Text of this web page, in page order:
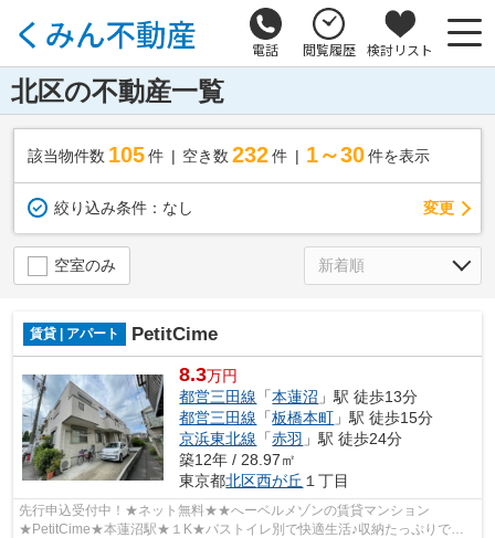
電話 閲覧履歴 検討リスト
北区の不動産一覧
該当物件数 105件 空き数 232 件 1～30 件を表示
絞り込み条件： なし 変更
空室のみ
賃貸 | アパート PetitCime
8.3万円
都営三田線 「本蓮沼 」駅 徒歩13分
都営三田線 「板橋本町 」駅 徒歩15分
京浜東北線 「赤羽 」駅 徒歩24分
築12年 / 28.97㎡
東京都北区西が丘 １丁目
先行申込受付中！★ネット無料★★へーベルメゾンの賃貸マンション
★PetitCime★本蓮沼駅★１K★バストイレ別で快適生活♪収納たっぷりでス